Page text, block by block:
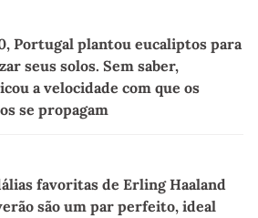
Portugal plantou eucaliptos para
seus solos. Sem saber,
a velocidade com que os
se propagam
favoritas de Erling Haaland
são um par perfeito, ideal